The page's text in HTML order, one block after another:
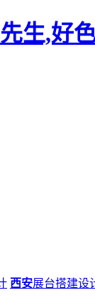
生,好
西安展台搭建设